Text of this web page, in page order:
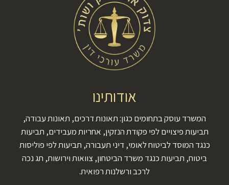
אודותינו
המשרד עוסק בתחומים כגון: תאונות דרכים, תאונות עבודה,
תביעות פיצויים לפי פקודת הנזקין, אחריות מעבידים, תביעות
כנגד המוסד לביטוח לאומי, דיני תעבורה, תביעות לפי פוליסות
ביטוח, תביעות כנגד משרד הביטחון, צוואות וירושות, תג נכה
לרכב ורשלנות רפואית.